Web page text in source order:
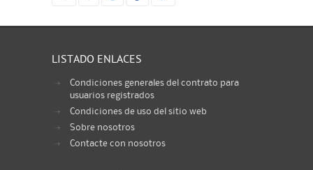
LISTADO ENLACES
Condiciones generales del contrato para
usuarios registrados
Condiciones de uso del sitio web
Sobre nosotros
Contacte con nosotros